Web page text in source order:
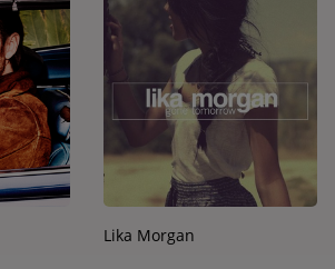
Lika Morgan